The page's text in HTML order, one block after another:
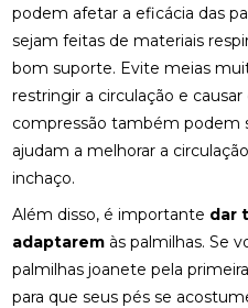
podem afetar a eficácia das
sejam feitas de materiais
bom suporte. Evite meias
restringir a circulação e
compressão também podem
ajudam a melhorar a
inchaço.
Além disso, é importante dar
adaptarem às palmilhas. Se
palmilhas joanete pela
para que seus pés se
FISIOTERAPIA PARA LABIRINTO: COMO TRATAR E
PREVENIR DISTÚRBIOS
FISIOTERAPIA PARA LABIRINTO: COMO TRATAR E
PREVENIR DISTÚRBIOS
FISIOTERAPIA PARA LABIRINTO: SAIBA COMO O
TRATAMENTO PODE
BEM-ESTAR
FISIOTERAPIA PARA LABIRINTO: TRATAMENTO
EFICAZ
FISIOTERAPIA PARA